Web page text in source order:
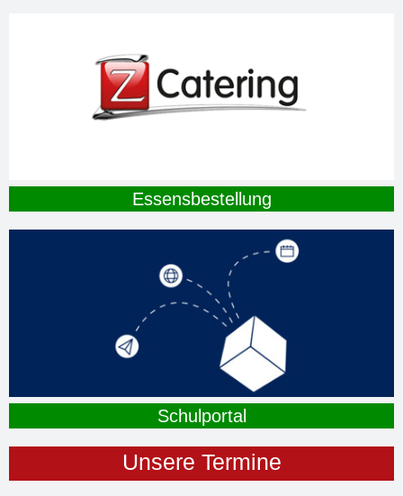
Essensbestellung
Schulportal
Unsere Termine